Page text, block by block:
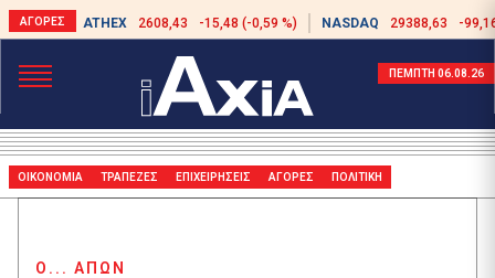
ATHEX 2608,43 -15,48 (-0,59 %) NASDAQ 29388,63 -
ΠΕΜΠΤΗ 06.08.26
ΟΙΚΟΝΟΜΙΑ ΤΡΑΠΕΖΕΣ ΕΠΙΧΕΙΡΗΣΕΙΣ ΑΓΟΡΕΣ ΠΟΛΙΤΙΚΗ
Ο... ΑΠΩΝ